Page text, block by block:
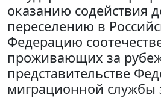
оказанию содействия
переселению в
Федерацию
проживающих за
представительстве
миграционной службы